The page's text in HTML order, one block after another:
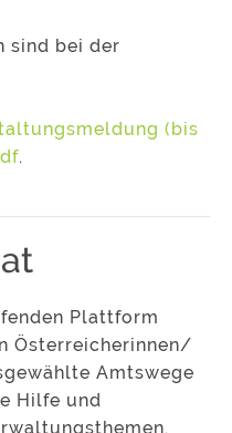
sind bei der
(bis
.
Plattform
Österreicherinnen/
Amtswege
Hilfe und